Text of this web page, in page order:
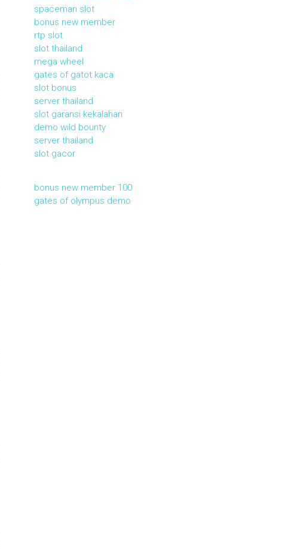
spaceman slot
bonus new member
rtp slot
slot thailand
mega wheel
gates of gatot kaca
slot bonus
server thailand
slot garansi kekalahan
demo wild bounty
server thailand
slot gacor
bonus new member 100
gates of olympus demo